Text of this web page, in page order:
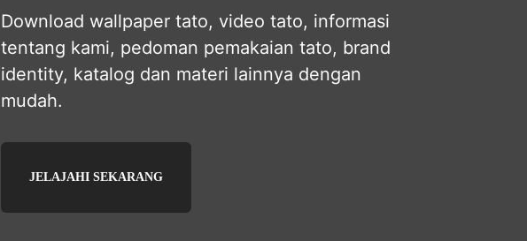
Download wallpaper tato, video tato, informasi
tentang kami, pedoman pemakaian tato, brand
identity, katalog dan materi lainnya dengan
mudah.
JELAJAHI SEKARANG